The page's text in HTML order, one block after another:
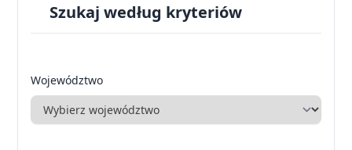
Szukaj według kryteriów
Województwo